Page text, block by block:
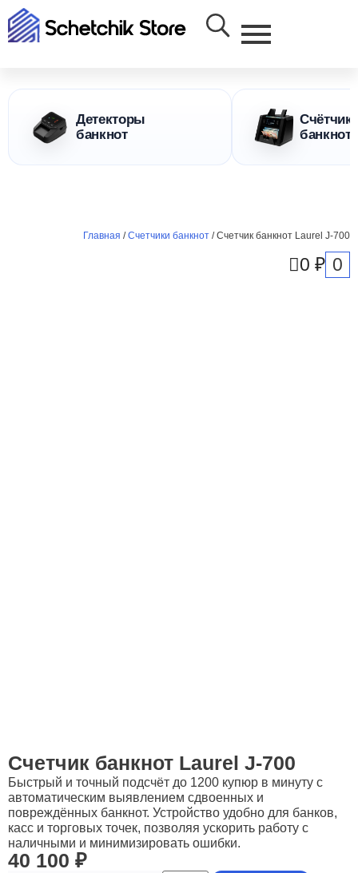
Детекторы
банкнот
банкнот
Главная /Счетчики банкнот / Счетчик банкнот Laurel J-700
0 ₽ 0
Счетчик банкнот Laurel J-700
Быстрый и точный подсчёт до 1200 купюр в минуту с
автоматическим выявлением сдвоенных и
повреждённых банкнот. Устройство удобно для банков,
касс и торговых точек, позволяя ускорить работу с
наличными и минимизировать ошибки.
40 100 ₽